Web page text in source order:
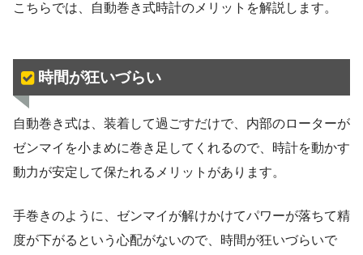
こちらでは、自動巻き式時計のメリットを解説します。
時間が狂いづらい
自動巻き式は、装着して過ごすだけで、内部のローターが
ゼンマイを小まめに巻き足してくれるので、時計を動かす
動力が安定して保たれるメリットがあります。
手巻きのように、ゼンマイが解けかけてパワーが落ちて精
度が下がるという心配がないので、時間が狂いづらいで